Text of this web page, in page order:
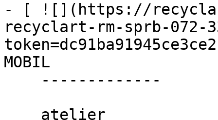
- [ ![](https://
recyclart-rm-sprb-072-
MOBIL